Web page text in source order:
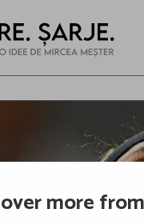
more